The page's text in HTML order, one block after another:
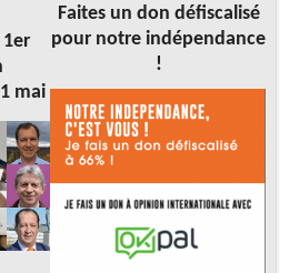
mai
Faites un don défiscalisé
pour notre indépendance
!